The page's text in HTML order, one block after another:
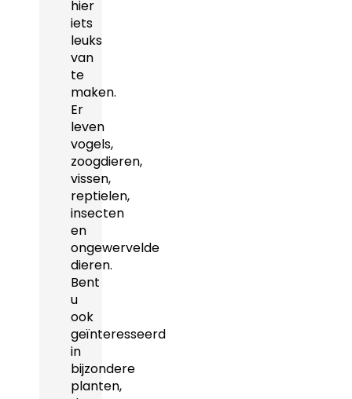
hier
iets
leuks
van
te
maken.
Er
leven
vogels,
zoogdieren,
vissen,
reptielen,
insecten
en
ongewervelde
dieren.
Bent
u
ook
geïnteresseerd
in
bijzondere
planten,